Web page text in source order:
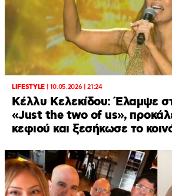
LIFESTYLE| 10.05.2026 | 21:24
Κέλλυ Κελεκίδου: Έλαμψε
«Just the two of us»,
κεφιού και ξεσήκωσε το